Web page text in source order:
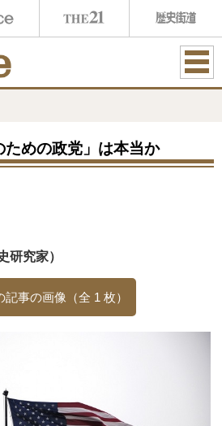
ME
めの政党」は本当か
研究家）
記事の画像（全 1 枚）